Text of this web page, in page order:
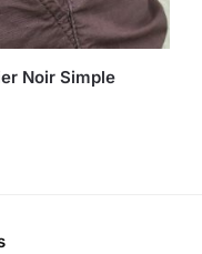
Noir Simple